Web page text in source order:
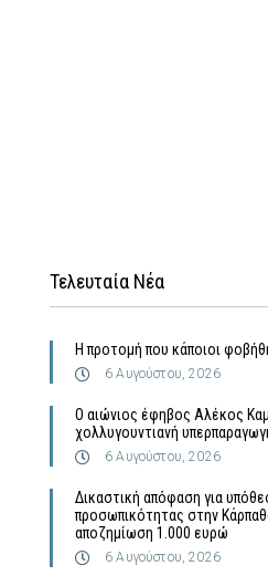
Τελευταία Νέα
Η προτομή που κάποιοι
6 Αυγούστου, 2026
Ο αιώνιος έφηβος Αλέκος
χολλυγουντιανή
6 Αυγούστου, 2026
Δικαστική απόφαση για
προσωπικότητας στην
αποζημίωση 1.000 ευρώ
6 Αυγούστου, 2026